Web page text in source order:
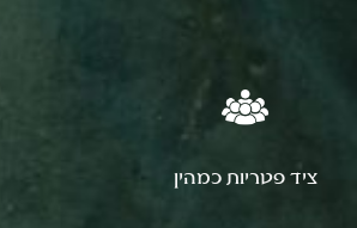
ציד פטריות כמהין